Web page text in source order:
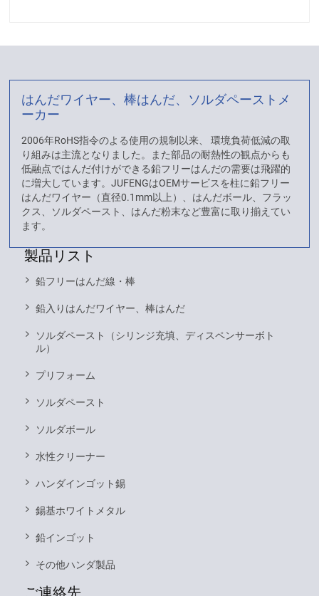
はんだワイヤー、棒はんだ、ソルダペーストメ
ーカー
2006年RoHS指令のよる使用の規制以来、 環境負荷低減の取
り組みは主流となりました。また部品の耐熱性の観点からも
低融点ではんだ付けができる鉛フリーはんだの需要は飛躍的
に増大しています。JUFENGはOEMサービスを柱に鉛フリー
はんだワイヤー（直径0.1mm以上）、はんだボール、フラッ
クス、ソルダペースト、はんだ粉末など豊富に取り揃えてい
ます。
製品リスト
鉛フリーはんだ線・棒
鉛入りはんだワイヤー、棒はんだ
ソルダペースト（シリンジ充填、ディスペンサーボト
ル）
プリフォーム
ソルダペースト
ソルダボール
水性クリーナー
ハンダインゴット錫
錫基ホワイトメタル
鉛インゴット
その他ハンダ製品
ご連絡先